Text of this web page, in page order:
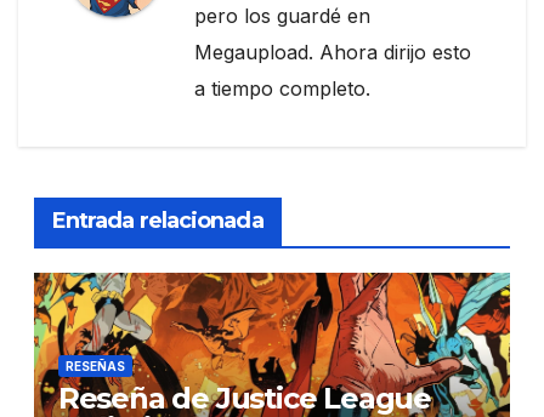
pero los guardé en
Megaupload. Ahora dirijo esto
a tiempo completo.
Entrada relacionada
RESEÑAS
Reseña de Justice League